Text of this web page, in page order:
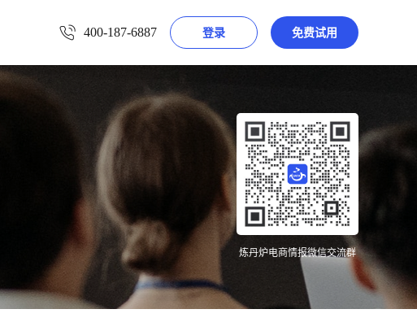
400-187-6887 登录 免费试用
炼丹炉电商情报微信交流群